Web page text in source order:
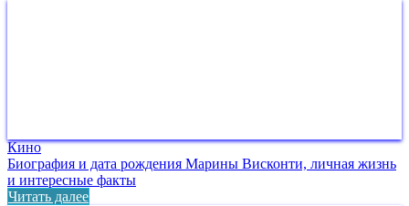
Кино
Биография и дата рождения Марины Висконти, личная жизнь
и интересные факты
Читать далее